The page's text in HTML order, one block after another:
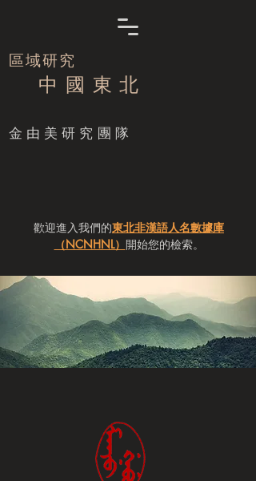
區域研究
中 國 東 北
​金由美研究團隊
歡迎進入我們的東北非漢語人名數據庫
（NCNHNL） 開始您的檢索。